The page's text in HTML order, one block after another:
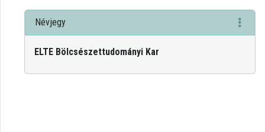
Kategóriák
Névjegy
ELTE Bölcsészettudományi Kar